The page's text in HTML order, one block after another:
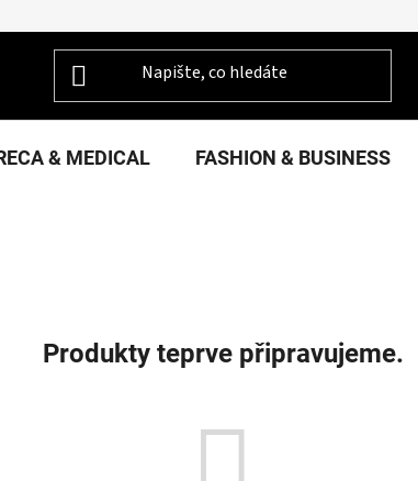
& MEDICAL FASHION & BUSINESS
Produkty teprve připravujeme.